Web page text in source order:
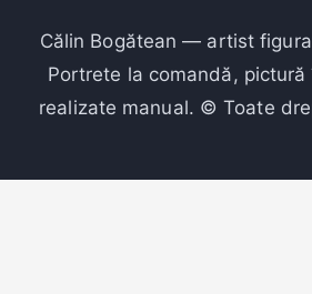
Călin Bogătean — artist
Portrete la comandă, pictură
realizate manual. © Toate